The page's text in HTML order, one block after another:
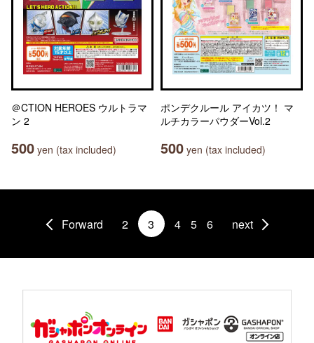
＠CTION HEROES ウルトラマ
ン 2
500 yen (tax included)
ポンデクルール アイカツ！ マ
ルチカラーパウダーVol.2
500 yen (tax included)
Forward 2 3 4 5 6 next